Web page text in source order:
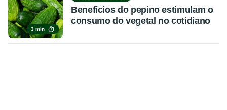
3 min
Benefícios do pepino estimulam o
consumo do vegetal no cotidiano